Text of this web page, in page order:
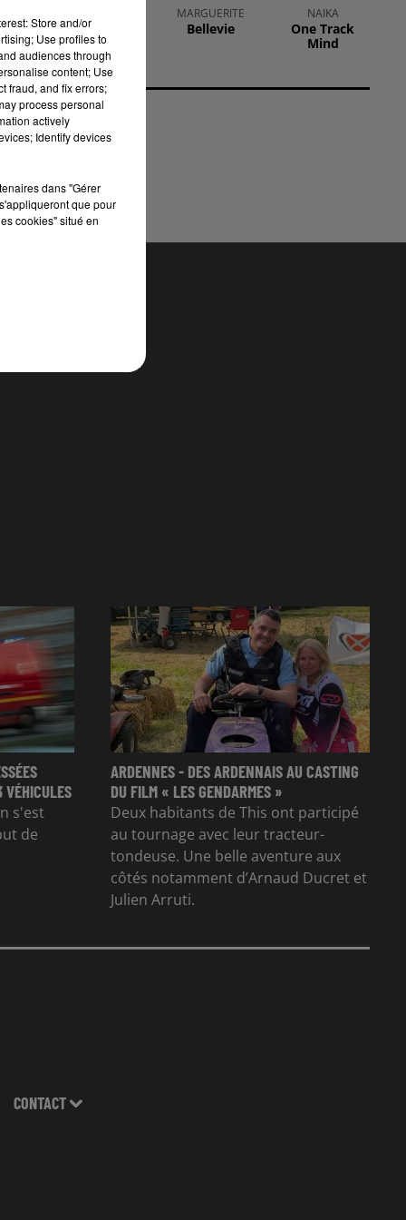
Watermelon
Sugar
MARGUERITE
Bellevie
NAIKA
One Track
Mind
VÉHICULES
s'est
de
ARDENNES - DES ARDENNAIS AU CASTING
DU FILM « LES GENDARMES »
Deux habitants de This ont participé
au tournage avec leur tracteur-
tondeuse. Une belle aventure aux
côtés notamment d’Arnaud Ducret et
Julien Arruti.
CONTACT
Store and/or
Use profiles to
audiences through
content; Use
fraud, and fix errors;
process personal
actively
Identify devices
dans "Gérer
que pour
cookies" situé en